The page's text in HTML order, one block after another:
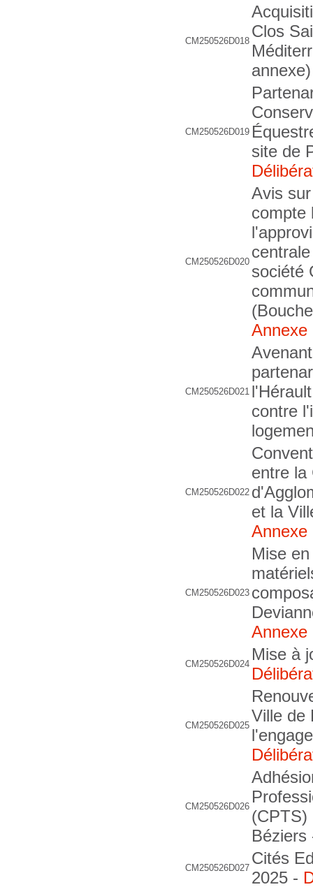
CM250526D018
Clos
annexe)
CM250526D019
site de
CM250526D020
Avis
compte
société
Annexe
CM250526D021
contre
CM250526D022
entre la
et la
Annexe
CM250526D023
Mise
Annexe
CM250526D024
Mise à
CM250526D025
Ville de
CM250526D026
(CPTS)
CM250526D027
Cités
2025 -